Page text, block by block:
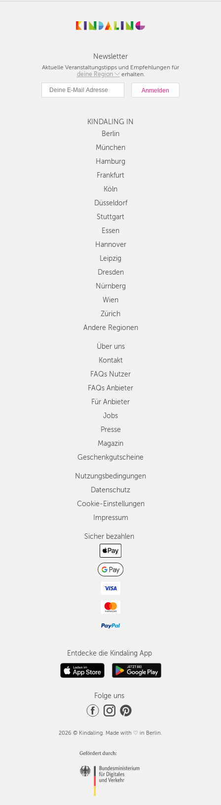
Newsletter
Aktuelle Veranstaltungstipps und Empfehlungen für
deine Region
Berlin
München
Hamburg
Köln
Düsseldorf
Stuttgart
Essen
Dresden
Nürnberg
Wien
Zürich
Andere
Regionen
erhalten.
KINDALING IN
Berlin
München
Hamburg
Frankfurt
Köln
Düsseldorf
Stuttgart
Essen
Hannover
Leipzig
Dresden
Nürnberg
Wien
Zürich
Andere Regionen
Über uns
Kontakt
FAQs Nutzer
FAQs Anbieter
Für Anbieter
Jobs
Presse
Magazin
Geschenkgutscheine
Nutzungsbedingungen
Datenschutz
Cookie-Einstellungen
Impressum
Sicher bezahlen
Entdecke die Kindaling App
Folge uns
2026 © Kindaling. Made with ♡ in Berlin.